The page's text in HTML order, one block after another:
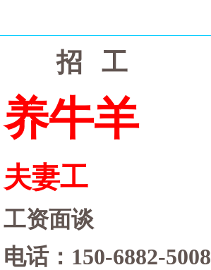
招 工
养牛羊
夫妻工
工资面谈
电话： 150-6882-5008